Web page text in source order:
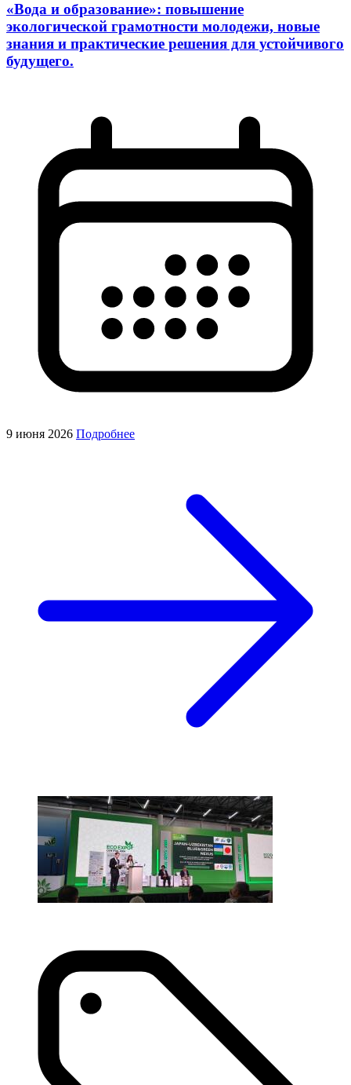
«Вода и образование»: повышение
экологической грамотности молодежи, новые
знания и практические решения для устойчивого
будущего.
9 июня 2026 Подробнее